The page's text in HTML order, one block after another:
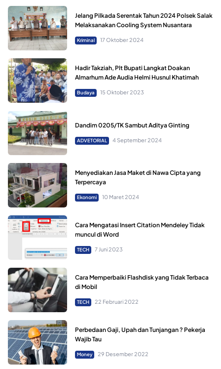
Jelang Pilkada Serentak Tahun 2024 Polsek Salak
Melaksanakan Cooling System Nusantara
Kriminal 17 Oktober 2024
Hadir Takziah, Plt Bupati Langkat Doakan
Almarhum Ade Audia Helmi Husnul Khatimah
Budaya 15 Oktober 2023
Dandim 0205/TK Sambut Aditya Ginting
ADVETORIAL 4 September 2024
Menyediakan Jasa Maket di Nawa Cipta yang
Terpercaya
Ekonomi 10 Maret 2024
Cara Mengatasi Insert Citation Mendeley Tidak
muncul di Word
TECH 7 Juni 2023
Cara Memperbaiki Flashdisk yang Tidak Terbaca
di Mobil
TECH 22 Februari 2022
Perbedaan Gaji, Upah dan Tunjangan ? Pekerja
Wajib Tau
Money 29 Desember 2022